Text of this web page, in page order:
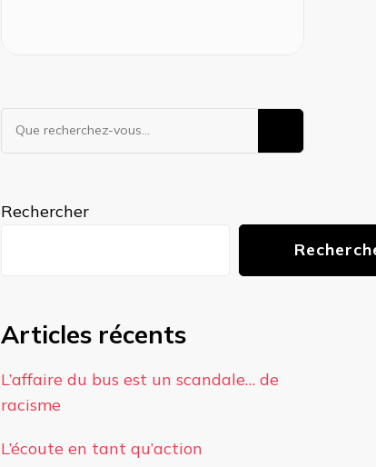
Vous
recherchiez
Rechercher
Articles récents
L’affaire du bus est un scandale… de
racisme
L’écoute en tant qu’action